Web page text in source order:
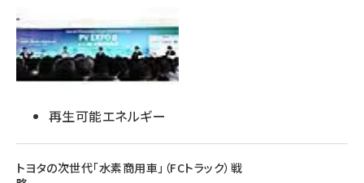
再生可能エネルギー
トヨタの次世代「水素商用車」（FCトラック）戦